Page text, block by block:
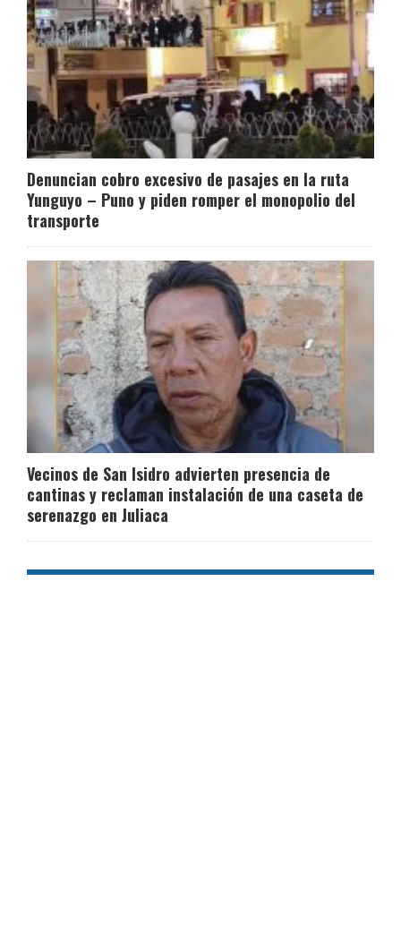
Denuncian cobro excesivo de pasajes en la ruta
Yunguyo – Puno y piden romper el monopolio del
transporte
Vecinos de San Isidro advierten presencia de
cantinas y reclaman instalación de una caseta de
serenazgo en Juliaca